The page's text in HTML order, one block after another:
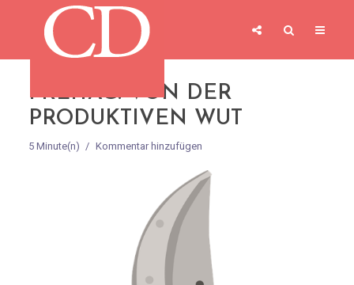
FREITAG: VON DER
PRODUKTIVEN WUT
5 Minute(n) Kommentar hinzufügen